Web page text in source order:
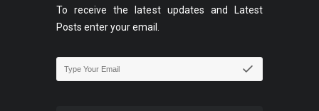
To receive the latest updates and Latest
Posts enter your email.